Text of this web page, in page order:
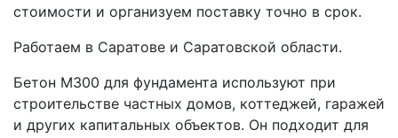
стоимости и организуем поставку точно в срок.
Работаем в Саратове и Саратовской области.
Бетон М300 для фундамента используют при
строительстве частных домов, коттеджей, гаражей
и других капитальных объектов. Он подходит для